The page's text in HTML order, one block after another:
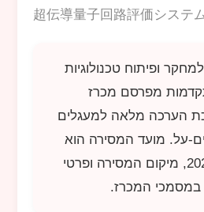
超伝導量子回路評価システ
ופיתוח טכנולוגיות
מפרסם מכרז
הערכה מלאה למעגלים
על. מועד המסירה הוא
28 בדצמבר 2026, מיקום המסירה ופרטי
במסמכי המכרז.